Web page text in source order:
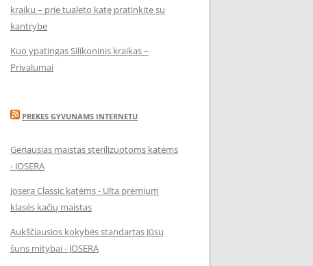
kraiku – prie tualeto katę pratinkite su
kantrybe
Kuo ypatingas Silikoninis kraikas –
Privalumai
PREKES GYVUNAMS INTERNETU
Geriausias maistas sterilizuotoms katėms
- JOSERA
Josera Classic katėms - Ulta premium
klasės kačių maistas
Aukščiausios kokybės standartas Jūsų
šuns mitybai - JOSERA